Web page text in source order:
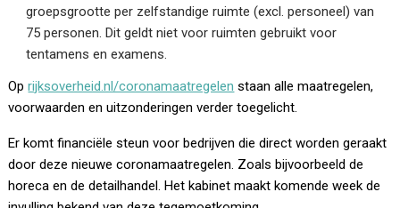
groepsgrootte per zelfstandige ruimte (excl. personeel) van
75 personen. Dit geldt niet voor ruimten gebruikt voor
tentamens en examens.
Oprijksoverheid.nl/coronamaatregelen staan alle maatregelen,
voorwaarden en uitzonderingen verder toegelicht.
Er komt financiële steun voor bedrijven die direct worden geraakt
door deze nieuwe coronamaatregelen. Zoals bijvoorbeeld de
horeca en de detailhandel. Het kabinet maakt komende week de